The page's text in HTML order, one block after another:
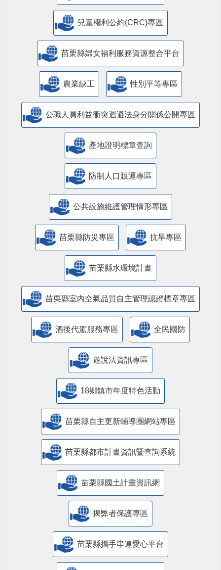
兒童權利公約(CRC)專區
苗栗縣婦女福利服務資源整合平台
農業缺工 性別平等專區
公職人員利益衝突迴避法身分關係公開專區
產地證明標章查詢
防制人口販運專區
​公共設施維護管理情形專區
苗栗縣防災專區 抗旱專區
苗栗縣水環境計畫
苗栗縣室內空氣品質自主管理認證標章專區
酒後代駕服務專區 全民國防
遊說法資訊專區
18鄉鎮市年度特色活動
苗栗縣自主更新輔導團網站專區
苗栗縣都市計畫資訊暨查詢系統
苗栗縣國土計畫資訊網
揭弊者保護專區
苗栗縣攜手串連愛心平台